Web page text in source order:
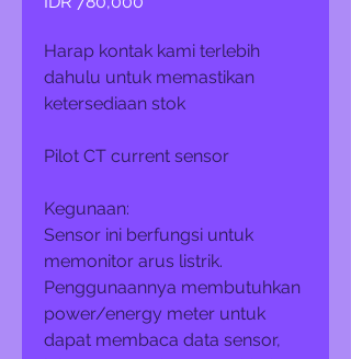
Harap kontak kami terlebih
dahulu untuk memastikan
ketersediaan stok
Pilot CT current sensor
Kegunaan:
Sensor ini berfungsi untuk
memonitor arus listrik.
Penggunaannya membutuhkan
power/energy meter untuk
dapat membaca data sensor,